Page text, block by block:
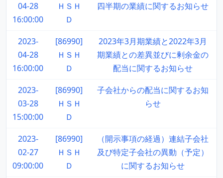
04-28
16:00:00
ＨＳＨ
Ｄ
四半期の業績に関するお知らせ
2023-
04-28
16:00:00
[86990]
ＨＳＨ
Ｄ
2023年3月期業績と2022年3月
期業績との差異並びに剰余金の
配当に関するお知らせ
2023-
03-28
15:00:00
[86990]
ＨＳＨ
Ｄ
子会社からの配当に関するお知
らせ
2023-
02-27
09:00:00
[86990]
ＨＳＨ
Ｄ
（開示事項の経過）連結子会社
及び特定子会社の異動（予定）
に関するお知らせ